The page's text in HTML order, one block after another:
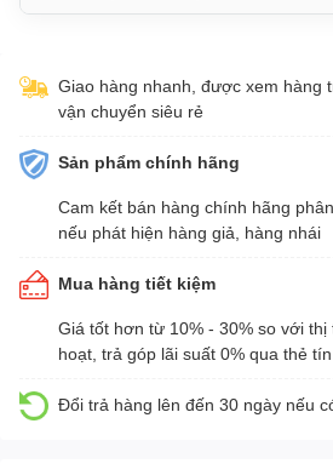
Giao hàng nhanh, được xem hàng
vận chuyển siêu rẻ
Sản phẩm chính hãng
Cam kết bán hàng chính hãng
nếu phát hiện hàng giả, hàng nhái
Mua hàng tiết kiệm
Giá tốt hơn từ 10% - 30% so với
hoạt, trả góp lãi suất 0% qua thẻ
Đổi trả hàng lên đến 30 ngày nếu